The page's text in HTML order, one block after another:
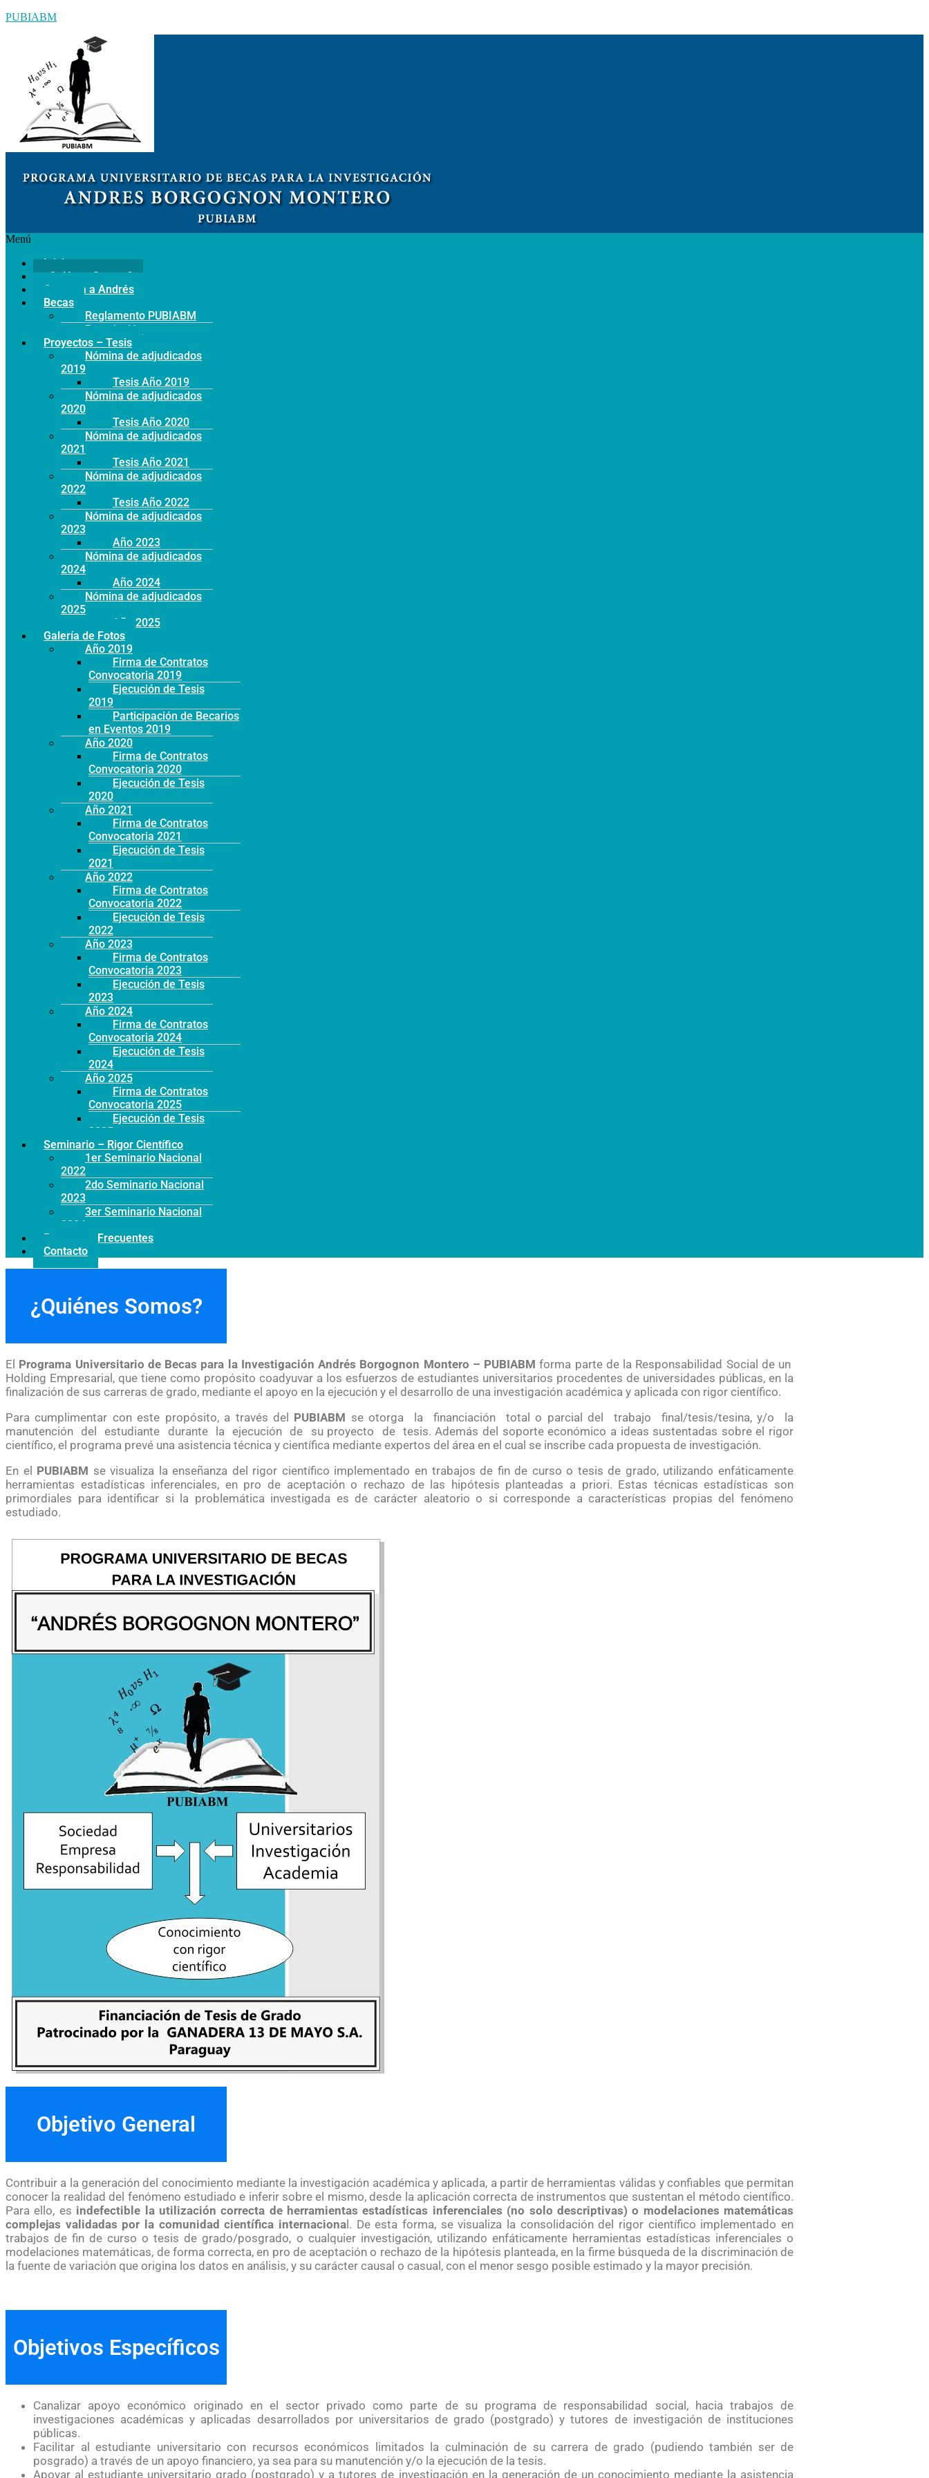
PUBIABM
Menú
Inicio
¿Quiénes Somos?
Conozca a Andrés
Becas
Reglamento PUBIABM
Postulación
Proyectos – Tesis
Nómina de adjudicados
2019
Tesis Año 2019
Nómina de adjudicados
2020
Tesis Año 2020
Nómina de adjudicados
2021
Tesis Año 2021
Nómina de adjudicados
2022
Tesis Año 2022
Nómina de adjudicados
2023
Año 2023
Nómina de adjudicados
2024
Año 2024
Nómina de adjudicados
2025
Año 2025
Galería de Fotos
Año 2019
Firma de Contratos
Convocatoria 2019
Ejecución de Tesis
2019
Participación de Becarios
en Eventos 2019
Año 2020
Firma de Contratos
Convocatoria 2020
Ejecución de Tesis
2020
Año 2021
Firma de Contratos
Convocatoria 2021
Ejecución de Tesis
2021
Año 2022
Firma de Contratos
Convocatoria 2022
Ejecución de Tesis
2022
Año 2023
Firma de Contratos
Convocatoria 2023
Ejecución de Tesis
2023
Año 2024
Firma de Contratos
Convocatoria 2024
Ejecución de Tesis
2024
Año 2025
Firma de Contratos
Convocatoria 2025
Ejecución de Tesis
2025
Seminario – Rigor Científico
1er Seminario Nacional
2022
2do Seminario Nacional
2023
3er Seminario Nacional
2024
Preguntas Frecuentes
Contacto
¿Quiénes Somos?
El Programa Universitario de Becas para la Investigación Andrés Borgognon Montero – PUBIABM forma parte de la Responsabilidad Social de un
Holding Empresarial, que tiene como propósito coadyuvar a los esfuerzos de estudiantes universitarios procedentes de universidades públicas, en la
finalización de sus carreras de grado, mediante el apoyo en la ejecución y el desarrollo de una investigación académica y aplicada con rigor científico.
Para cumplimentar con este propósito, a través del PUBIABM se otorga la financiación total o parcial del trabajo final/tesis/tesina, y/o la
manutención del estudiante durante la ejecución de su proyecto de tesis. Además del soporte económico a ideas sustentadas sobre el rigor
científico, el programa prevé una asistencia técnica y científica mediante expertos del área en el cual se inscribe cada propuesta de investigación.
En el PUBIABM se visualiza la enseñanza del rigor científico implementado en trabajos de fin de curso o tesis de grado, utilizando enfáticamente
herramientas estadísticas inferenciales, en pro de aceptación o rechazo de las hipótesis planteadas a priori. Estas técnicas estadísticas son
primordiales para identificar si la problemática investigada es de carácter aleatorio o si corresponde a características propias del fenómeno
estudiado.
Objetivo General
Contribuir a la generación del conocimiento mediante la investigación académica y aplicada, a partir de herramientas válidas y confiables que permitan
conocer la realidad del fenómeno estudiado e inferir sobre el mismo, desde la aplicación correcta de instrumentos que sustentan el método científico.
Para ello, es indefectible la utilización correcta de herramientas estadísticas inferenciales (no solo descriptivas) o modelaciones matemáticas
complejas validadas por la comunidad científica internacional. De esta forma, se visualiza la consolidación del rigor científico implementado en
trabajos de fin de curso o tesis de grado/posgrado, o cualquier investigación, utilizando enfáticamente herramientas estadísticas inferenciales o
modelaciones matemáticas, de forma correcta, en pro de aceptación o rechazo de la hipótesis planteada, en la firme búsqueda de la discriminación de
la fuente de variación que origina los datos en análisis, y su carácter causal o casual, con el menor sesgo posible estimado y la mayor precisión.
Objetivos Específicos
Canalizar apoyo económico originado en el sector privado como parte de su programa de responsabilidad social, hacia trabajos de
investigaciones académicas y aplicadas desarrollados por universitarios de grado (postgrado) y tutores de investigación de instituciones
públicas.
Facilitar al estudiante universitario con recursos económicos limitados la culminación de su carrera de grado (pudiendo también ser de
posgrado) a través de un apoyo financiero, ya sea para su manutención y/o la ejecución de la tesis.
Apoyar al estudiante universitario grado (postgrado) y a tutores de investigación en la generación de un conocimiento mediante la asistencia